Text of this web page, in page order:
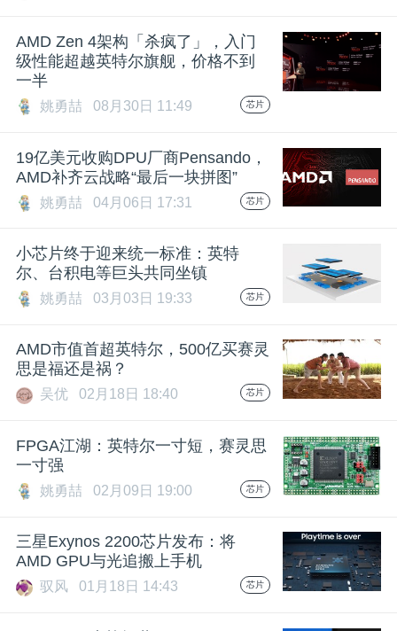
AMD Zen 4架构「杀疯了」，入门
级性能超越英特尔旗舰，价格不到
一半
姚勇喆 08月30日 11:49 芯片
​19亿美元收购DPU厂商Pensando，
AMD补齐云战略“最后一块拼图”
姚勇喆 04月06日 17:31 芯片
小芯片终于迎来统一标准：英特
尔、台积电等巨头共同坐镇
姚勇喆 03月03日 19:33 芯片
AMD市值首超英特尔，500亿买赛灵
思是福还是祸？
吴优 02月18日 18:40 芯片
FPGA江湖：英特尔一寸短，赛灵思
一寸强
姚勇喆 02月09日 19:00 芯片
三星Exynos 2200芯片发布：将
AMD GPU与光追搬上手机
驭风 01月18日 14:43 芯片